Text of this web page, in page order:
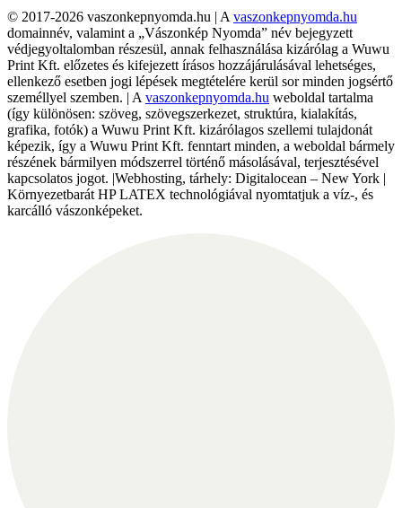
© 2017-2026 vaszonkepnyomda.hu | A vaszonkepnyomda.hu
domainnév, valamint a „Vászonkép Nyomda” név bejegyzett
védjegyoltalomban részesül, annak felhasználása kizárólag a Wuwu
Print Kft. előzetes és kifejezett írásos hozzájárulásával lehetséges,
ellenkező esetben jogi lépések megtételére kerül sor minden jogsértő
személlyel szemben. | A vaszonkepnyomda.hu weboldal tartalma
(így különösen: szöveg, szövegszerkezet, struktúra, kialakítás,
grafika, fotók) a Wuwu Print Kft. kizárólagos szellemi tulajdonát
képezik, így a Wuwu Print Kft. fenntart minden, a weboldal bármely
részének bármilyen módszerrel történő másolásával, terjesztésével
kapcsolatos jogot. |Webhosting, tárhely: Digitalocean – New York |
Környezetbarát HP LATEX technológiával nyomtatjuk a víz-, és
karcálló vászonképeket.